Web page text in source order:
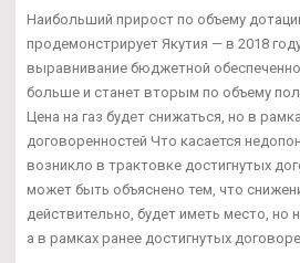
Наибольший прирост по объему
продемонстрирует Якутия — в 2018
выравнивание бюджетной
больше и станет вторым по объему
Цена на газ будет снижаться, но в
договоренностей Что касается
возникло в трактовке достигнутых
может быть объяснено тем, что
действительно, будет иметь место, но
а в рамках ранее достигнутых